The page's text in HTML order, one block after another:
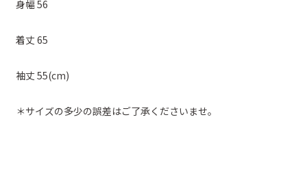
身幅 56
着丈 65
袖丈 55(cm)
＊サイズの多少の誤差はご了承くださいませ。